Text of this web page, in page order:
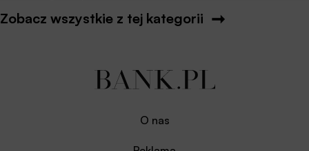
Zobacz wszystkie z tej kategorii
O nas